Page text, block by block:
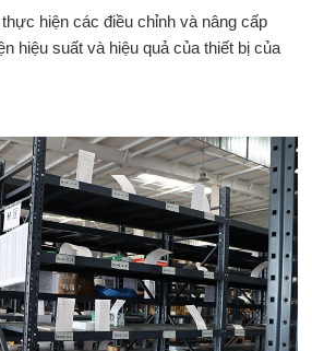
hiện các điều chỉnh và nâng cấp
hiệu suất và hiệu quả của thiết bị của